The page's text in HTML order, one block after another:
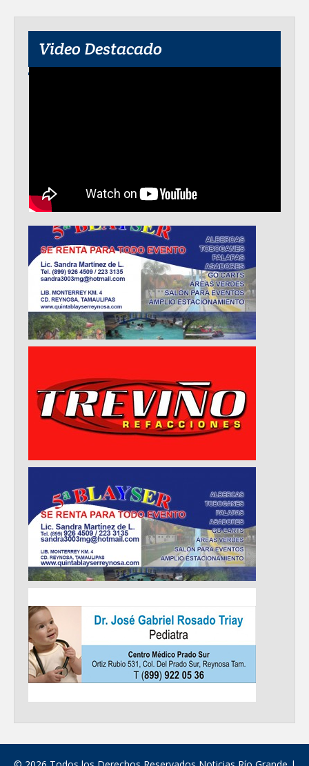
Entregó Carlos Peña Ortiz apoyos de
Senadora Maki Esther Ortiz Domínguez
Intensificó Municipio programa de
Video Destacado